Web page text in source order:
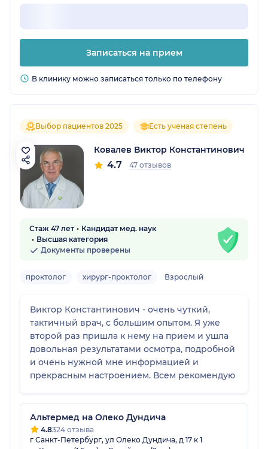
Записаться на прием
В клинику можно записаться только по телефону
Выбор пациентов 2025 Есть ученая степень
Ковалев Виктор Константинович
4.7 47 отзывов
Стаж 47 лет
Кандидат мед. наук
Высшая категория
Документы проверены
проктолог хирург-проктолог Взрослый
Виктор Константинович - очень чуткий,
тактичный врач, с большим опытом. Я уже
второй раз пришла к нему на прием и ушла
довольная результатами осмотра, подробной
и очень нужной мне информацией и
прекрасным настроением. Всем рекомендую
Альтермед на Олеко Дундича
4.8324 отзыва
г Санкт-Петербург, ул Олеко Дундича, д 17 к 1